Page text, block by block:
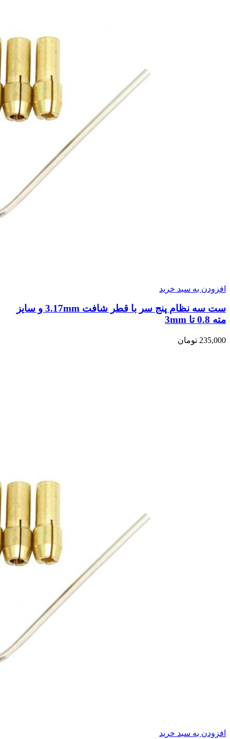
افزودن به سبد خرید
ست سه نظام پنج سر با قطر شافت 3.17mm و سایز
مته 0.8 تا 3mm
235,000 تومان
افزودن به سبد خرید